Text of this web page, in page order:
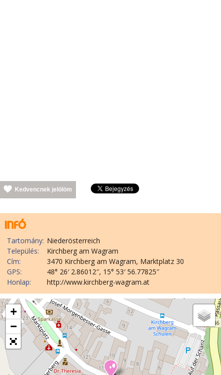
Kedvencnek jelölöm
Tartomány: Niederösterreich
Település:
Kirchberg am Wagram
Cím:
3470 Kirchberg am Wagram, Marktplatz 30
GPS:
48° 26′ 2.86012″, 15° 53′ 56.77825″
Honlap:
http://www.kirchberg-wagram.at
+
−